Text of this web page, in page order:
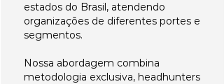
estados do Brasil, atendendo
organizações de diferentes portes e
segmentos.
Nossa abordagem combina
metodologia exclusiva, headhunters